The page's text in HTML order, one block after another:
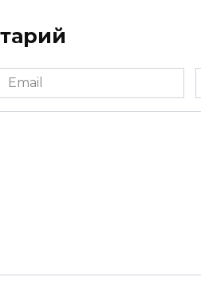
Email